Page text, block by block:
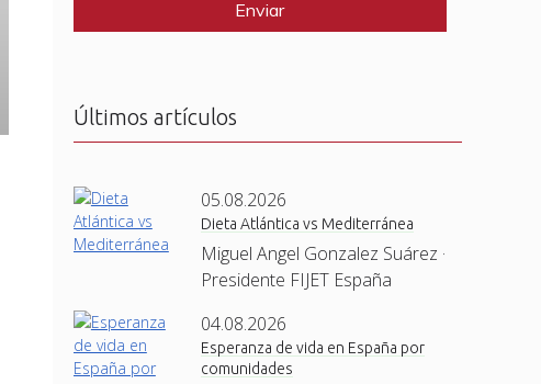
Últimos artículos
05.08.2026
Dieta Atlántica vs Mediterránea
Miguel Angel Gonzalez Suárez ·
Presidente FIJET España
04.08.2026
Esperanza de vida en España por
comunidades